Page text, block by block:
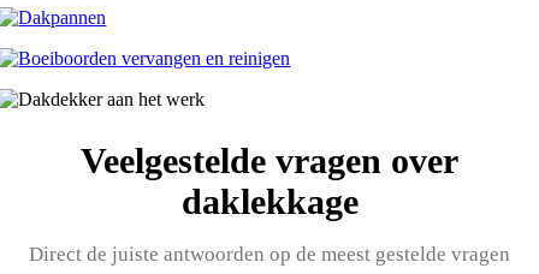
Veelgestelde vragen over
daklekkage
Direct de juiste antwoorden op de meest gestelde vragen